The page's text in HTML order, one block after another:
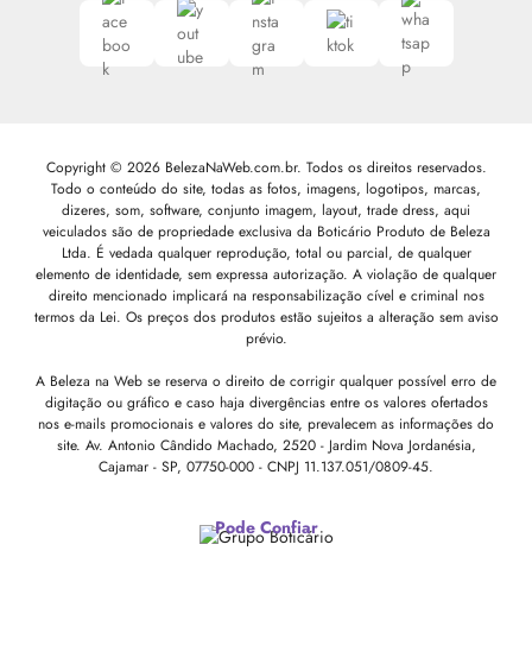
Copyright © 2026 BelezaNaWeb.com.br. Todos os direitos reservados.
Todo o conteúdo do site, todas as fotos, imagens, logotipos, marcas,
dizeres, som, software, conjunto imagem, layout, trade dress, aqui
veiculados são de propriedade exclusiva da Boticário Produto de Beleza
Ltda. É vedada qualquer reprodução, total ou parcial, de qualquer
elemento de identidade, sem expressa autorização. A violação de qualquer
direito mencionado implicará na responsabilização cível e criminal nos
termos da Lei. Os preços dos produtos estão sujeitos a alteração sem aviso
prévio.
A Beleza na Web se reserva o direito de corrigir qualquer possível erro de
digitação ou gráfico e caso haja divergências entre os valores ofertados
nos e-mails promocionais e valores do site, prevalecem as informações do
site. Av. Antonio Cândido Machado, 2520 - Jardim Nova Jordanésia,
Cajamar - SP, 07750-000 - CNPJ 11.137.051/0809-45.
Pode Confiar